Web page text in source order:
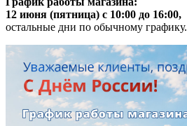
12 июня (пятница) с 10:00 до 16:00,
остальные дни по обычному графику.